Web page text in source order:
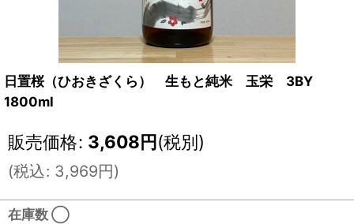
日置桜（ひおきざくら） 生もと純米 玉栄 3BY
1800ml
販売価格: 3,608円(税別)
(税込: 3,969円)
在庫数 ◯